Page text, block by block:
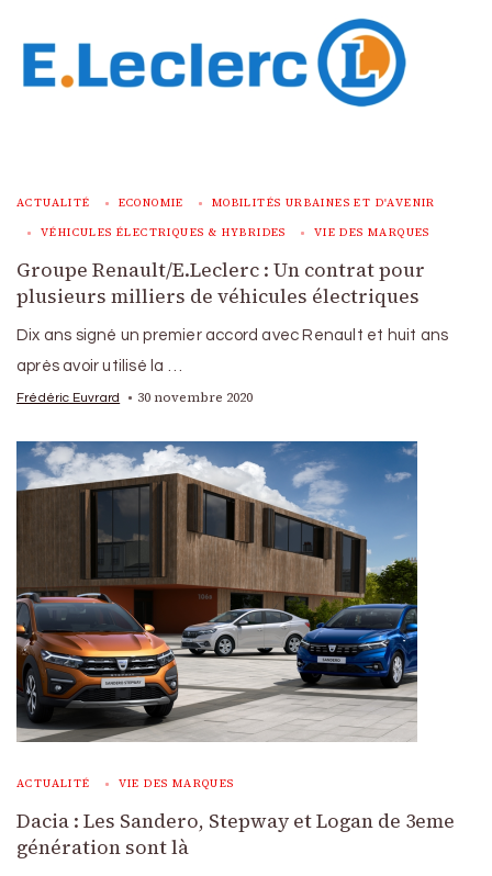
ACTUALITÉ ECONOMIE MOBILITÉS URBAINES ET D'AVENIR
VÉHICULES ÉLECTRIQUES & HYBRIDES VIE DES MARQUES
Groupe Renault/E.Leclerc : Un contrat pour
plusieurs milliers de véhicules électriques
Dix ans signé un premier accord avec Renault et huit ans
après avoir utilisé la …
Frédéric Euvrard 30 novembre 2020
ACTUALITÉ VIE DES MARQUES
Dacia : Les Sandero, Stepway et Logan de 3eme
génération sont là